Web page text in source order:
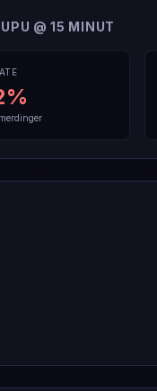
@ 15 MINUT
%